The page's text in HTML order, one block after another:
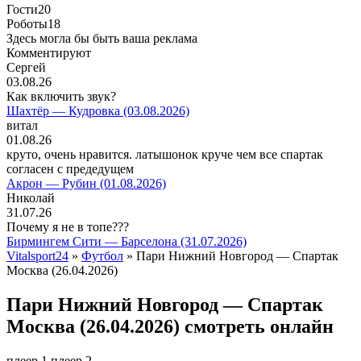
Гости20
Роботы18
Здесь могла бы быть ваша реклама
Комментируют
Сергей
03.08.26
Как включить звук?
Шахтёр — Кудровка (03.08.2026)
витал
01.08.26
круто, очень нравится. латышонок круче чем все спартак
согласен с предедущем
Акрон — Рубин (01.08.2026)
Николай
31.07.26
Почему я не в топе???
Бирмингем Сити — Барселона (31.07.2026)
Vitalsport24 » Футбол » Пари Нижний Новгород — Спартак
Москва (26.04.2026)
Пари Нижний Новгород — Спартак
Москва (26.04.2026) смотреть онлайн